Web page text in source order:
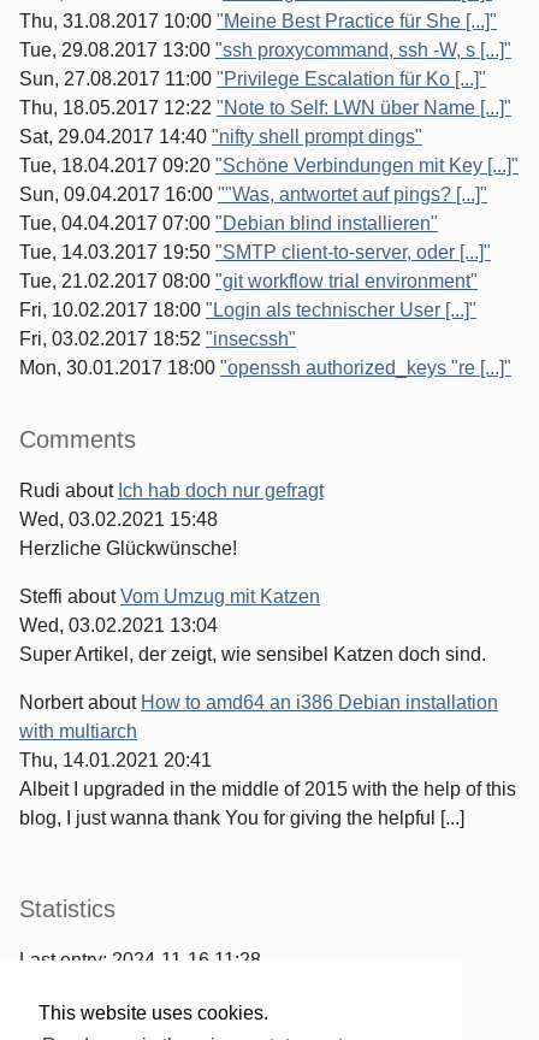
This website uses cookies.
Thu, 31.08.2017 10:00 "Meine Best Practice für She [...]"
Tue, 29.08.2017 13:00 "ssh proxycommand, ssh -W, s [...]"
Sun, 27.08.2017 11:00 "Privilege Escalation für Ko [...]"
Thu, 18.05.2017 12:22 "Note to Self: LWN über Name [...]"
Sat, 29.04.2017 14:40 "nifty shell prompt dings"
Tue, 18.04.2017 09:20 "Schöne Verbindungen mit Key [...]"
Sun, 09.04.2017 16:00 ""Was, antwortet auf pings? [...]"
Tue, 04.04.2017 07:00 "Debian blind installieren"
Tue, 14.03.2017 19:50 "SMTP client-to-server, oder [...]"
Tue, 21.02.2017 08:00 "git workflow trial environment"
Fri, 10.02.2017 18:00 "Login als technischer User [...]"
Fri, 03.02.2017 18:52 "insecssh"
Mon, 30.01.2017 18:00 "openssh authorized_keys "re [...]"
Comments
Rudi about Ich hab doch nur gefragt
Wed, 03.02.2021 15:48
Herzliche Glückwünsche!
Steffi aboutVom Umzug mit Katzen
Wed, 03.02.2021 13:04
Super Artikel, der zeigt, wie sensibel Katzen doch sind.
Norbertabout How to amd64 an i386 Debian installation
with multiarch
Thu, 14.01.2021 20:41
Albeit I upgraded in the middle of 2015 with the help of this
blog, I just wanna thank You for giving the helpful [...]
Statistics
Last entry: 2024-11-16 11:28
2567comments have been made